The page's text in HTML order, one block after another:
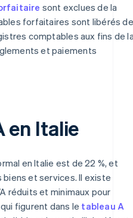
sont exclues de la
forfaitaires sont libérés de
comptables aux fins de
et paiements
en Italie
en Italie est de 22 %, et
biens et services. Il existe
réduits et minimaux pour
figurent dans le tableau A